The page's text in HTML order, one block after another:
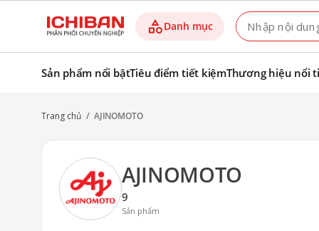
categoryDanh mục
Sản phẩm nổi bậtTiêu điểm tiết kiệmThương hiệu nổi
Trang chủ / AJINOMOTO
AJINOMOTO
9
Sản phẩm